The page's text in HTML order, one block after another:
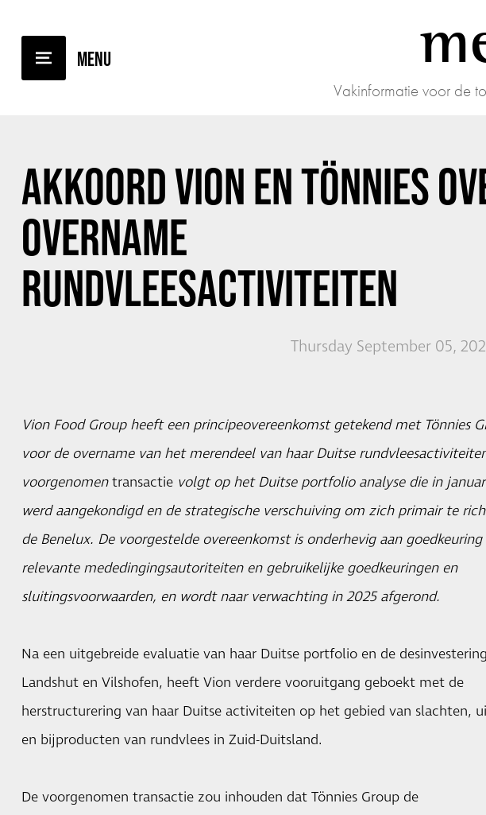
Vakinformatie voor de
AKKOORD VION EN TÖNNIES
OVERNAME
RUNDVLEESACTIVITEITEN
Thursday September 05,
Vion Food Group heeft een principeovereenkomst getekend met Tönnies
voor de overname van het merendeel van haar Duitse
voorgenomentransactie volgt op het Duitse portfolio analyse die in
werd aangekondigd en de strategische verschuiving om zich primair te
de Benelux. De voorgestelde overeenkomst is onderhevig aan
relevante mededingingsautoriteiten en gebruikelijke goedkeuringen en
sluitingsvoorwaarden, en wordt naar verwachting in 2025 afgerond.
Na een uitgebreide evaluatie van haar Duitse portfolio en de
Landshut en Vilshofen, heeft Vion verdere vooruitgang geboekt met de
herstructurering van haar Duitse activiteiten op het gebied van slachten,
en bijproducten van rundvlees in Zuid-Duitsland.
De voorgenomen transactie zou inhouden dat Tönnies Group de